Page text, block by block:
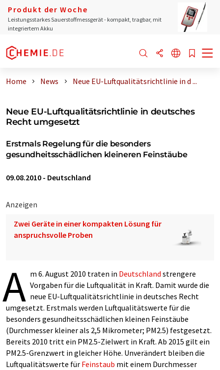
Produkt der Woche
Leistungsstarkes Sauerstoffmessgerät - kompakt, tragbar, mit
integriertem Akku
Home News Neue EU-Luftqualitätsrichtlinie in d ...
Neue EU-Luftqualitätsrichtlinie in deutsches
Recht umgesetzt
Erstmals Regelung für die besonders
gesundheitsschädlichen kleineren Feinstäube
09.08.2010 - Deutschland
Anzeigen
Zwei Geräte in einer kompakten Lösung für
anspruchsvolle Proben
A m 6. August 2010 traten in Deutschland strengere
Vorgaben für die Luftqualität in Kraft. Damit wurde die
neue EU-Luftqualitätsrichtlinie in deutsches Recht
umgesetzt. Erstmals werden Luftqualitätswerte für die
besonders gesundheitsschädlichen kleinen Feinstäube
(Durchmesser kleiner als 2,5 Mikrometer; PM2.5) festgesetzt.
Bereits 2010 tritt ein PM2.5-Zielwert in Kraft. Ab 2015 gilt ein
PM2.5-Grenzwert in gleicher Höhe. Unverändert bleiben die
Luftqualitätswerte für Feinstaub mit einem Durchmesser